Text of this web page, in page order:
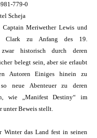
779-0
Scheja
Meriwether Lewis und
Clark zu Anfang des 19.
zwar historisch durch deren
belegt sein, aber sie erlaubt
Autoren Einiges hinein zu
neue Abenteuer zu deren
wie „Manifest Destiny“ im
unter Beweis stellt.
Winter das Land fest in seinen